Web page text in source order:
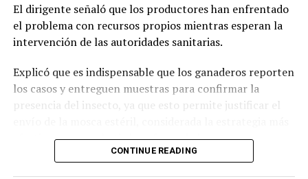
El dirigente señaló que los productores han enfrentado
el problema con recursos propios mientras esperan la
intervención de las autoridades sanitarias.
Explicó que es indispensable que los ganaderos reporten
los casos y entreguen muestras para confirmar la
presencia del insecto, ya que esto permite justificar el
efectiva para combatir la enfermedad.
CONTINUE READING